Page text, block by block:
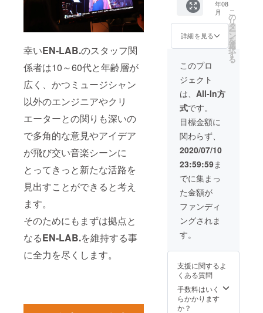
幸いEN-LAB.のスタッフ関
係者は10～60代と年齢層が
広く、かつミュージシャン
以外のエンジニアやクリ
エーターとの関りも深いの
で多角的な意見やアイデア
が飛び交い音楽シーンに
とってきっと新たな活路を
見出すことができると考え
ます。
そのためにもまずは拠点と
なるEN-LAB.を維持する事
に全力を尽くします。
いしま
ブハウ
スEN-
（京都
市東山
配信時
間 13：
00～
22：00
30～60
分
（セッ
ティン
グ別）
※配信開
始前に
30分程
度のリ
ハーサ
ル時間
あり ■
その他
費は自
己負担
でお願
いしま
す
8月～
2022年
12月末
日 ※ご
お伺い
えで調
整させ
ていた
だきま
す ※行
政機関
の要請
および
勢を鑑
み日程
を変更
する場
合がご
ざいま
す ■場
スEN-
LAB.
（京都
市東山
区） ■
撮影時
12月末
日まで
■日程
2020年
12月末
日まで
の平日
※ご希望
の日程
をお伺
いした
うえで
調整さ
せてい
ただき
ます ※
行政機
関の要
請およ
び社会
情勢を
鑑み日
場合が
ござい
ます ■
場所 ラ
イブハ
ウスEN-
ルレン
タル
（土・
日・祝
日限
定）で
きる権
利で
す。 音
楽ライ
ブはも
ちろ
ん、各
種イベ
ントに
お使い
いただ
けま
す。 有
効期
限：
2020年
8月～
2022年
■日程
8月～
2022年
12月末
日まで
の土・
年08
月
詳細を見る
こ
の
リ
タ
ー
ン
を
選
択
す
る
このプロ
ジェクト
は、 All-In方
式です。
目標金額に
関わらず、
2020/07/10
23:59:59ま
でに集まっ
た金額が
ファンディ
ングされま
す。
支援に関するよ
くある質問
手数料はいく
らかかります
か？